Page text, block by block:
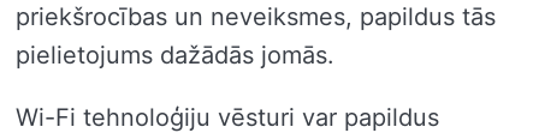
priekšrocības un neveiksmes, papildus tās
pielietojums dažādās jomās.
Wi-Fi tehnoloģiju vēsturi var papildus